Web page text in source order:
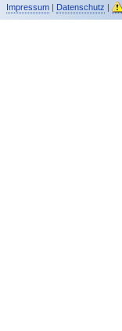
Impressum| Datenschutz |